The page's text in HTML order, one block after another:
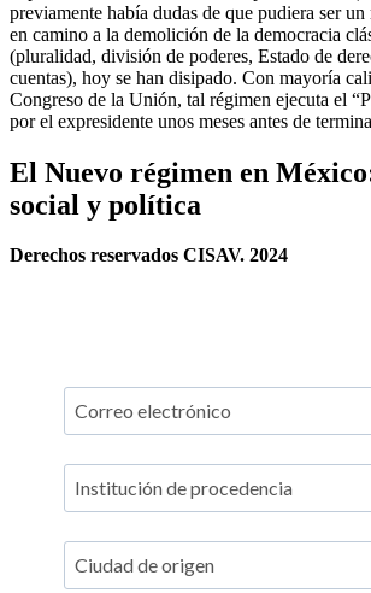
previamente había dudas de que pudiera ser
en camino a la demolición de la democracia
(pluralidad, división de poderes, Estado de
cuentas), hoy se han disipado. Con mayoría
Congreso de la Unión, tal régimen ejecuta el
por el expresidente unos meses antes de
El Nuevo régimen en
social y política
Derechos reservados CISAV. 2024